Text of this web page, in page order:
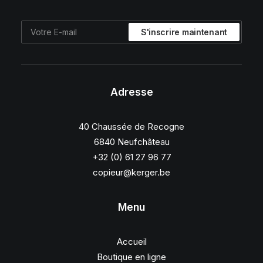
Adresse
40 Chaussée de Recogne
6840 Neufchâteau
+32 (0) 61 27 96 77
copieur@kerger.be
Menu
Accueil
Boutique en ligne